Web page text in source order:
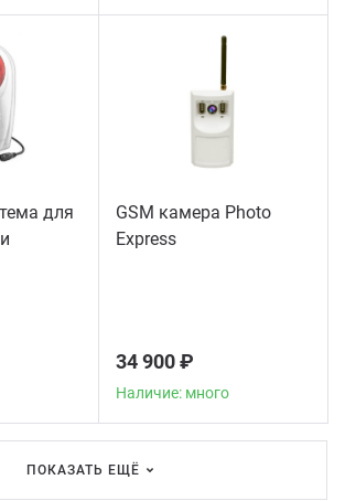
для
GSM камера Photo
Express
34 900 ₽
Наличие: много
ПОКАЗАТЬ ЕЩЁ